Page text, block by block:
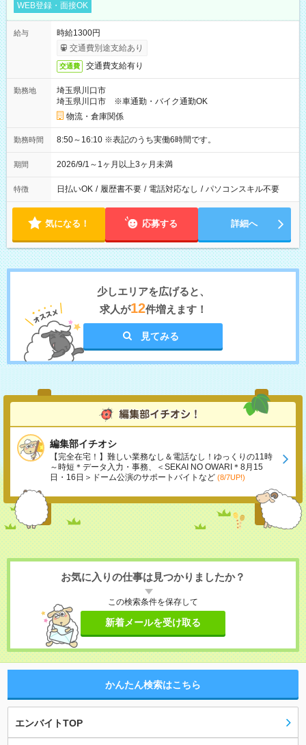
WEB登録・面接OK
給与
時給1300円
交通費別途支給あり
交通費 交通費支給有り
勤務地
埼玉県川口市
埼玉県川口市 ※車通勤・バイク通勤OK
物流・倉庫関係
勤務時間 8:50～16:10 ※表記のうち実働6時間です。
期間 2026/9/1～1ヶ月以上3ヶ月未満
特徴 日払いOK / 履歴書不要 / 電話対応なし / パソコンスキル不要
気になる！ 応募する 詳細へ
少しエリアを広げると、
求人が12件増えます！
見てみる
編集部イチオシ
【完全在宅！】難しい業務なし＆電話なし！ゆっくりの11時
～時短＊データ入力・事務、＜SEKAI NO OWARI＊8月15
日・16日＞ドーム公演のサポートバイトなど (8/7UP!)
お気に入りの仕事は見つかりましたか？
この検索条件を保存して
新着メールを受け取る
かんたん検索はこちら
エンバイトTOP